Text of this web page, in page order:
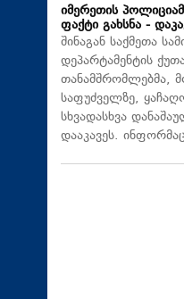
იმერეთის
ფაქტი გახსნა -
შინაგან საქმეთა
დეპარტამენტის
თანამშრომლებმა,
საფუძველზე,
სხვადასხვა
დააკავეს.